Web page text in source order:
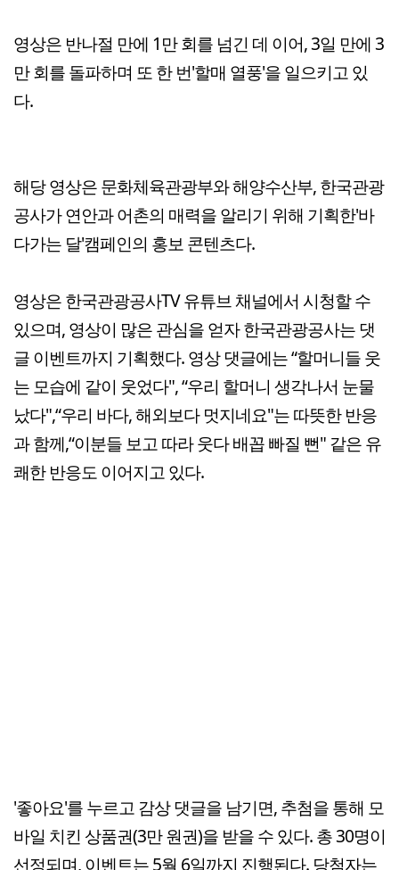
영상은 반나절 만에 1만 회를 넘긴 데 이어, 3일 만에 3
만 회를 돌파하며 또 한 번'할매 열풍'을 일으키고 있
다.
해당 영상은 문화체육관광부와 해양수산부, 한국관광
공사가 연안과 어촌의 매력을 알리기 위해 기획한'바
다가는 달'캠페인의 홍보 콘텐츠다.
영상은 한국관광공사TV 유튜브 채널에서 시청할 수
있으며, 영상이 많은 관심을 얻자 한국관광공사는 댓
글 이벤트까지 기획했다. 영상 댓글에는 “할머니들 웃
는 모습에 같이 웃었다", “우리 할머니 생각나서 눈물
났다",“우리 바다, 해외보다 멋지네요"는 따뜻한 반응
과 함께,“이분들 보고 따라 웃다 배꼽 빠질 뻔" 같은 유
쾌한 반응도 이어지고 있다.
'좋아요'를 누르고 감상 댓글을 남기면, 추첨을 통해 모
바일 치킨 상품권(3만 원권)을 받을 수 있다. 총 30명이
선정되며, 이벤트는 5월 6일까지 진행된다. 당첨자는